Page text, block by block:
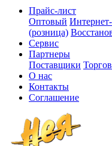
Прайс-лист
Оптовый
(розница)
Сервис
Партнеры
Поставщики
О нас
Контакты
Соглашение